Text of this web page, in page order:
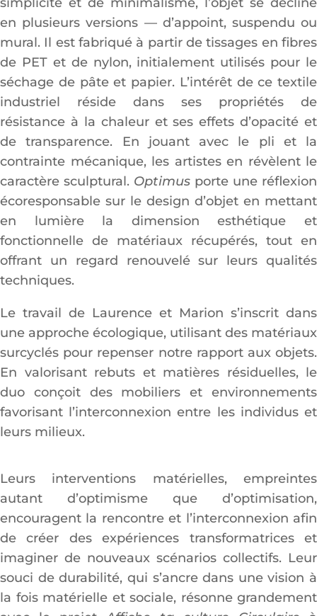
en plusieurs versions — d’appoint, suspendu ou
mural. Il est fabriqué à partir de tissages en fibres
de PET et de nylon, initialement utilisés pour le
séchage de pâte et papier. L’intérêt de ce textile
industriel réside dans ses propriétés de
résistance à la chaleur et ses effets d’opacité et
de transparence. En jouant avec le pli et la
contrainte mécanique, les artistes en révèlent le
caractère sculptural. Optimus porte une réflexion
écoresponsable sur le design d’objet en mettant
en lumière la dimension esthétique et
fonctionnelle de matériaux récupérés, tout en
offrant un regard renouvelé sur leurs qualités
techniques.
Le travail de Laurence et Marion s’inscrit dans
une approche écologique, utilisant des matériaux
surcyclés pour repenser notre rapport aux objets.
En valorisant rebuts et matières résiduelles, le
duo conçoit des mobiliers et environnements
favorisant l’interconnexion entre les individus et
leurs milieux.
Leurs interventions matérielles, empreintes
autant d’optimisme que d’optimisation,
encouragent la rencontre et l’interconnexion afin
de créer des expériences transformatrices et
imaginer de nouveaux scénarios collectifs. Leur
souci de durabilité, qui s’ancre dans une vision à
la fois matérielle et sociale, résonne grandement